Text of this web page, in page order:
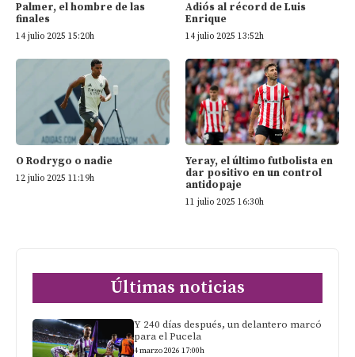
Palmer, el hombre de las
finales
14 julio 2025 15:20h
Adiós al récord de Luis
Enrique
14 julio 2025 13:52h
O Rodrygo o nadie
12 julio 2025 11:19h
Yeray, el último futbolista en
dar positivo en un control
antidopaje
11 julio 2025 16:30h
Últimas noticias
Y 240 días después, un delantero marcó
para el Pucela
4 marzo 2026 17:00h